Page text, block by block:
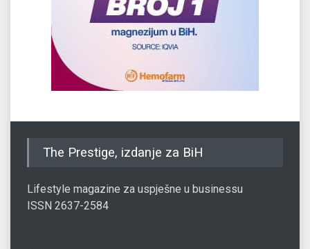
The Prestige, izdanje za BiH
Lifestyle magazine za uspješne u businessu
ISSN 2637-2584